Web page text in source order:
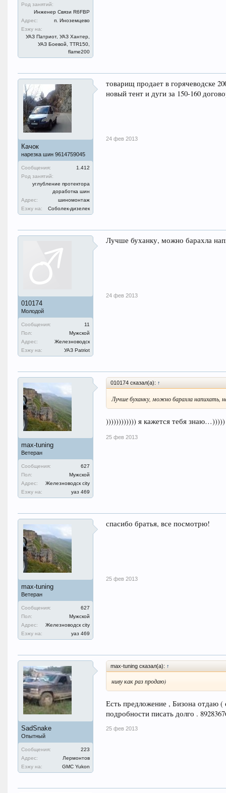
Род занятий:
Инженер Связи R6FBP
Адрес:
п. Иноземцево
Езжу на:
УАЗ Патриот, УАЗ Хантер,
УАЗ Боевой, TTR150,
flame200
Качок
нарезка шин 9614759045
Сообщения:
1.412
Род занятий:
углубление протектора
доработка шин
Адрес:
шиномонтаж
Езжу на:
Соболек-дизелек
товарищ продает в горячеводске
новый тент и дуги за 150-160
24 фев 2013
010174
Молодой
Сообщения:
11
Пол:
Мужской
Адрес:
Железноводск
Езжу на:
УАЗ Patriot
Лучше буханку, можно барахла
24 фев 2013
max-tuning
Ветеран
Сообщения:
627
Пол:
Мужской
Адрес:
Железноводск city
Езжу на:
уаз 469
010174 сказал(а): ↑
Лучше буханку, можно барахла напихать,
)))))))))))) я кажется тебя знаю…)))))
25 фев 2013
max-tuning
Ветеран
Сообщения:
627
Пол:
Мужской
Адрес:
Железноводск city
Езжу на:
уаз 469
спасибо братья, все посмотрю!
25 фев 2013
SadSnake
Опытный
Сообщения:
223
Адрес:
Лермонтов
Езжу на:
GMC Yukon
max-tuning сказал(а): ↑
ниву как раз продаю)
Есть предложение , Бизона отдаю (
подробности писать долго .
25 фев 2013